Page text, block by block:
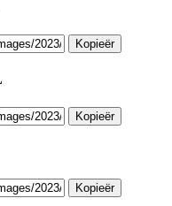
Kopieër
Kopieër
Kopieër